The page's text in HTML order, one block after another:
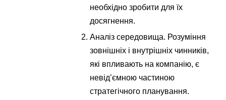
необхідно зробити для їх
досягнення.
Аналіз середовища. Розуміння
зовнішніх і внутрішніх чинників,
які впливають на компанію, є
невід’ємною частиною
стратегічного планування.